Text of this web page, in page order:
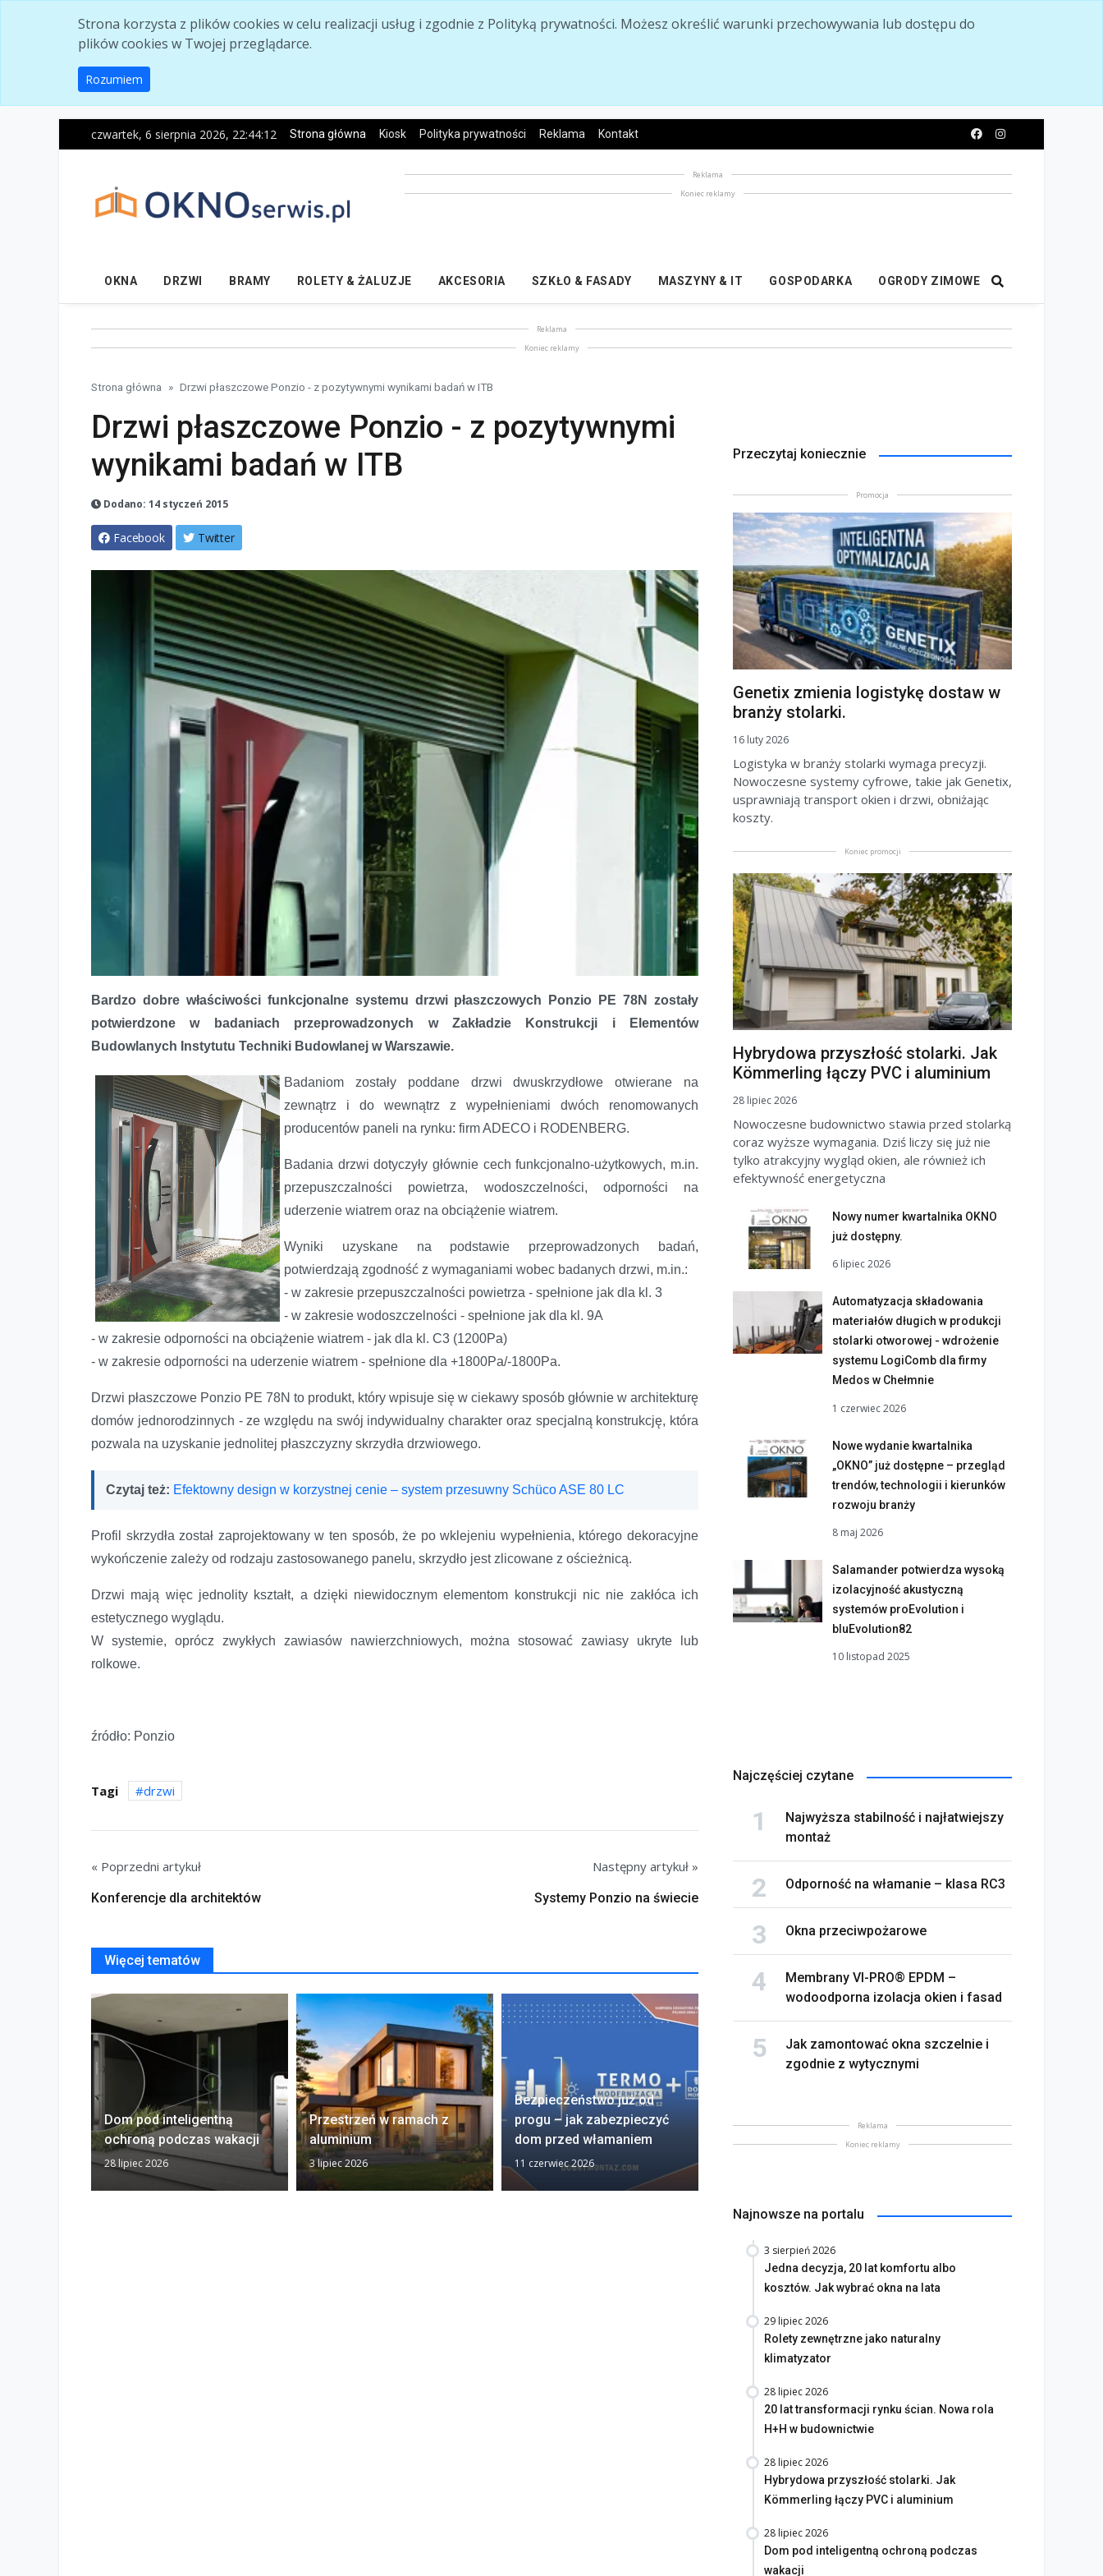
Strona korzysta z plików cookies w celu realizacji usług i zgodnie z Polityką prywatności. Możesz określić warunki przechowywania lub dostępu do
plików cookies w Twojej przeglądarce.
Rozumiem
czwartek, 6 sierpnia 2026, 22:44:13 Strona główna Kiosk Polityka prywatności Reklama Kontakt
Reklama
Koniec reklamy
OKNA DRZWI BRAMY ROLETY & ŻALUZJE AKCESORIA SZKŁO & FASADY MASZYNY & IT GOSPODARKA OGRODY ZIMOWE
Reklama
Koniec reklamy
Strona główna Drzwi płaszczowe Ponzio - z pozytywnymi wynikami badań w ITB
Drzwi płaszczowe Ponzio - z pozytywnymi
wynikami badań w ITB
Dodano: 14 styczeń 2015
Facebook Twitter
Drzwi płaszczowe Ponzio - z pozytywnymi wynikami badań w ITB
Bardzo dobre właściwości funkcjonalne systemu drzwi płaszczowych Ponzio PE 78N zostały
potwierdzone w badaniach przeprowadzonych w Zakładzie Konstrukcji i Elementów
Budowlanych Instytutu Techniki Budowlanej w Warszawie.
Badaniom zostały poddane drzwi dwuskrzydłowe otwierane na
zewnątrz i do wewnątrz z wypełnieniami dwóch renomowanych
producentów paneli na rynku: firm ADECO i RODENBERG.
Badania drzwi dotyczyły głównie cech funkcjonalno-użytkowych, m.in.
przepuszczalności powietrza, wodoszczelności, odporności na
uderzenie wiatrem oraz na obciążenie wiatrem.
Wyniki uzyskane na podstawie przeprowadzonych badań,
potwierdzają zgodność z wymaganiami wobec badanych drzwi, m.in.:
- w zakresie przepuszczalności powietrza - spełnione jak dla kl. 3
- w zakresie wodoszczelności - spełnione jak dla kl. 9A
- w zakresie odporności na obciążenie wiatrem - jak dla kl. C3 (1200Pa)
- w zakresie odporności na uderzenie wiatrem - spełnione dla +1800Pa/-1800Pa.
Drzwi płaszczowe Ponzio PE 78N to produkt, który wpisuje się w ciekawy sposób głównie w architekturę
domów jednorodzinnych - ze względu na swój indywidualny charakter oraz specjalną konstrukcję, która
pozwala na uzyskanie jednolitej płaszczyzny skrzydła drzwiowego.
Czytaj też: Efektowny design w korzystnej cenie – system przesuwny Schüco ASE 80 LC
Profil skrzydła został zaprojektowany w ten sposób, że po wklejeniu wypełnienia, którego dekoracyjne
wykończenie zależy od rodzaju zastosowanego panelu, skrzydło jest zlicowane z ościeżnicą.
Drzwi mają więc jednolity kształt, a dzięki niewidocznym elementom konstrukcji nic nie zakłóca ich
estetycznego wyglądu.
W systemie, oprócz zwykłych zawiasów nawierzchniowych, można stosować zawiasy ukryte lub
rolkowe.
źródło: Ponzio
Tagi drzwi
« Poprzedni artykuł
Konferencje dla architektów
Następny artykuł »
Systemy Ponzio na świecie
Więcej tematów
Dom pod inteligentną
ochroną podczas wakacji
28 lipiec 2026
Przestrzeń w ramach z
aluminium
3 lipiec 2026
Bezpieczeństwo już od
progu – jak zabezpieczyć
dom przed włamaniem
11 czerwiec 2026
Przeczytaj koniecznie
Promocja
Genetix zmienia logistykę dostaw w
branży stolarki.
16 luty 2026
Logistyka w branży stolarki wymaga precyzji.
Nowoczesne systemy cyfrowe, takie jak Genetix,
usprawniają transport okien i drzwi, obniżając
koszty.
Koniec promocji
Hybrydowa przyszłość stolarki. Jak
Kömmerling łączy PVC i aluminium
28 lipiec 2026
Nowoczesne budownictwo stawia przed stolarką
coraz wyższe wymagania. Dziś liczy się już nie
tylko atrakcyjny wygląd okien, ale również ich
efektywność energetyczna
Nowy numer kwartalnika OKNO
już dostępny.
6 lipiec 2026
Automatyzacja składowania
materiałów długich w produkcji
stolarki otworowej - wdrożenie
systemu LogiComb dla firmy
Medos w Chełmnie
1 czerwiec 2026
Nowe wydanie kwartalnika
„OKNO” już dostępne – przegląd
trendów, technologii i kierunków
rozwoju branży
8 maj 2026
Salamander potwierdza wysoką
izolacyjność akustyczną
systemów proEvolution i
bluEvolution82
10 listopad 2025
Najczęściej czytane
Najwyższa stabilność i najłatwiejszy
montaż
Odporność na włamanie – klasa RC3
Okna przeciwpożarowe
Membrany VI-PRO® EPDM –
wodoodporna izolacja okien i fasad
Jak zamontować okna szczelnie i
zgodnie z wytycznymi
Reklama
Koniec reklamy
Najnowsze na portalu
3 sierpień 2026
Jedna decyzja, 20 lat komfortu albo
kosztów. Jak wybrać okna na lata
29 lipiec 2026
Rolety zewnętrzne jako naturalny
klimatyzator
28 lipiec 2026
20 lat transformacji rynku ścian. Nowa rola
H+H w budownictwie
28 lipiec 2026
Hybrydowa przyszłość stolarki. Jak
Kömmerling łączy PVC i aluminium
28 lipiec 2026
Dom pod inteligentną ochroną podczas
wakacji